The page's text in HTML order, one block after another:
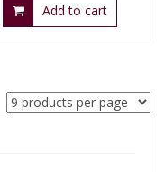
Add to cart